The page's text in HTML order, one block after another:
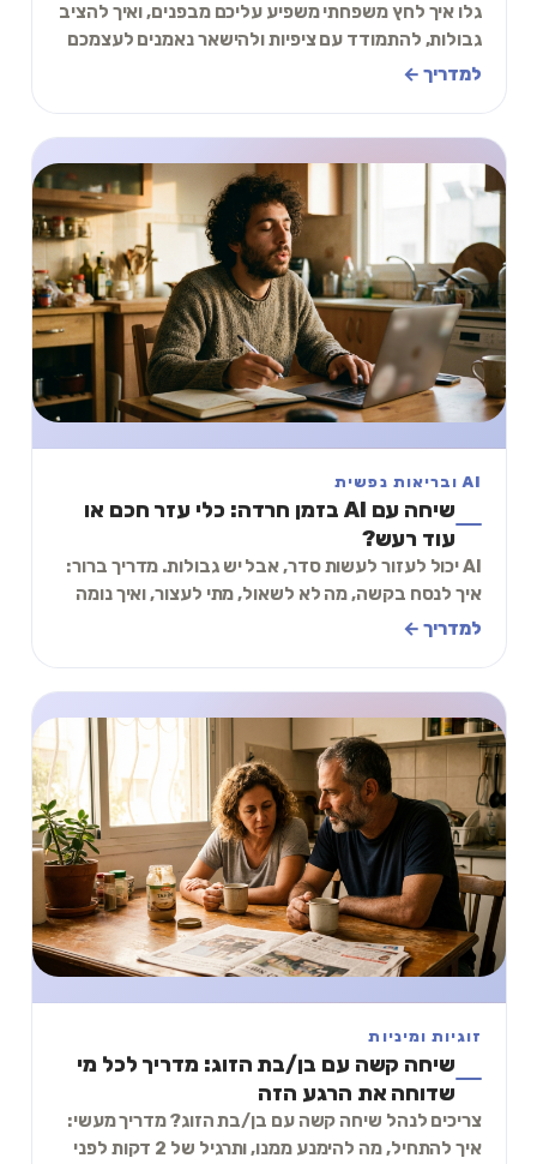
גלו איך לחץ משפחתי משפיע עליכם מבפנים, ואיך להציב
גבולות, להתמודד עם ציפיות ולהישאר נאמנים לעצמכם
בלי לנתק קשר. קראו ובחרו צעד שמתאים לכם.
למדריך ←
AI ובריאות נפשית
שיחה עם AI בזמן חרדה: כלי עזר חכם או
עוד רעש?
AI יכול לעזור לעשות סדר, אבל יש גבולות. מדריך ברור:
איך לנסח בקשה, מה לא לשאול, מתי לעצור, ואיך נומה
משתלבת בלי להחליף עזרה אנושית.
למדריך ←
זוגיות ומיניות
שיחה קשה עם בן/בת הזוג: מדריך לכל מי
שדוחה את הרגע הזה
צריכים לנהל שיחה קשה עם בן/בת הזוג? מדריך מעשי:
איך להתחיל, מה להימנע ממנו, ותרגיל של 2 דקות לפני